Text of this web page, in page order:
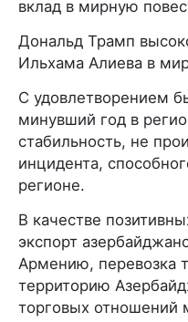
вклад в мирную
Дональд Трамп
Ильхама Алиева в
С удовлетворением
минувший год в
стабильность, не
инцидента,
регионе.
В качестве
экспорт
Армению, перевозка
территорию
торговых отношений